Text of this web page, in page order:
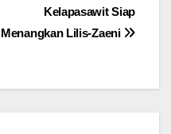
Kelapasawit Siap
Menangkan Lilis-Zaeni